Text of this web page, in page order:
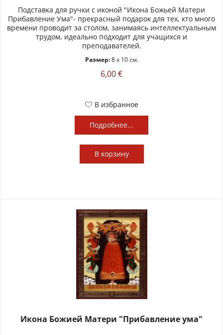
Подставка для ручки с иконой "Икона Божьей Матери
Прибавление Ума"- прекрасный подарок для тех, кто много
времени проводит за столом, занимаясь интеллектуальным
трудом, идеально подходит для учащихся и
преподавателей.
Размер:8 x 10 см.
6,00 €
В избранное
Подробнее...
В корзину
Икона Божией Матери "Прибавление ума"